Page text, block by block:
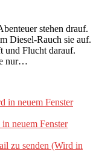
stehen drauf.
Diesel-Rauch sie auf.
und Flucht darauf.
nur…
in neuem Fenster
neuem Fenster
zu senden (Wird in